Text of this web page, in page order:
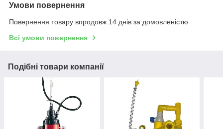
Умови повернення
Повернення товару впродовж 14 днів за домовленістю
Всі умови повернення
Подібні товари компанії